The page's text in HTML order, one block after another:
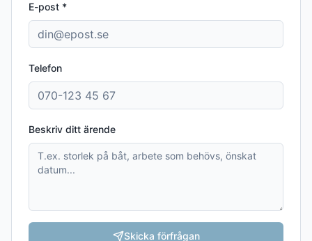
E-post *
Telefon
Beskriv ditt ärende
Skicka förfrågan